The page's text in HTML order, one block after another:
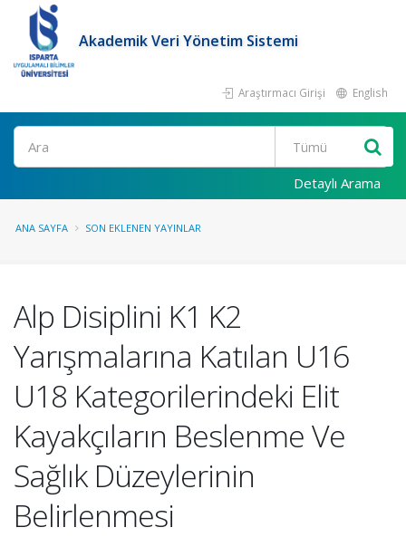
Akademik Veri Yönetim Sistemi
Araştırmacı Girişi English
Ara
Detaylı Arama
ANA SAYFA SON EKLENEN YAYINLAR
Alp Disiplini K1 K2
Yarışmalarına Katılan U16
U18 Kategorilerindeki Elit
Kayakçıların Beslenme Ve
Sağlık Düzeylerinin
Belirlenmesi